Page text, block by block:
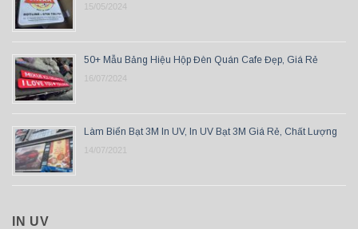
15/05/2024
50+ Mẫu Bảng Hiệu Hộp Đèn Quán Cafe Đẹp, Giá Rẻ
16/07/2024
Làm Biển Bạt 3M In UV, In UV Bạt 3M Giá Rẻ, Chất Lượng
14/07/2021
IN UV